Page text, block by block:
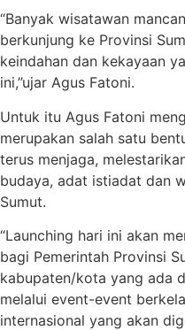
“Banyak wisatawan
berkunjung ke Provinsi
keindahan dan kekayaan
ini,”ujar Agus Fatoni.
Untuk itu Agus Fatoni
merupakan salah satu
terus menjaga,
budaya, adat istiadat dan
Sumut.
“Launching hari ini akan
bagi Pemerintah Provinsi
kabupaten/kota yang ada
melalui event-event
internasional yang akan